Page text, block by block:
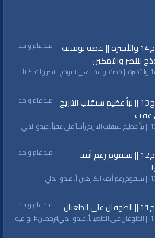
منذ عام واحد
ليدبروا - ح14 والأخيرة || قصة يوسف
للنصر والتمكين
ليدبروا - ح14 والأخيرة || قصة يوسف هي نموذج للنصر والتمكينأ.
منذ عام واحد
ليدبروا - ح13 || نبأ عظيم سيقلب التاريخ
عقب
منذ عام واحد
ليدبروا - ح12 || ستقوم رغم أنف
منذ عام واحد